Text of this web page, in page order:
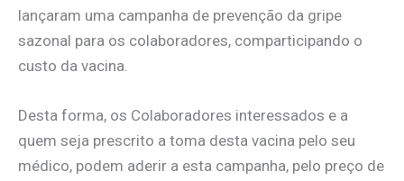
lançaram uma campanha de prevenção da gripe
sazonal para os colaboradores, comparticipando o
custo da vacina.
Desta forma, os Colaboradores interessados e a
quem seja prescrito a toma desta vacina pelo seu
médico, podem aderir a esta campanha, pelo preço de